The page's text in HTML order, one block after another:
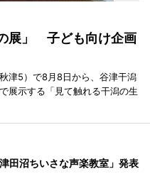
展」 子ども向け企画
津5）で8月8日から、谷津干潟
展示する「見て触れる干潟の生
田沼ちいさな声楽教室」発表